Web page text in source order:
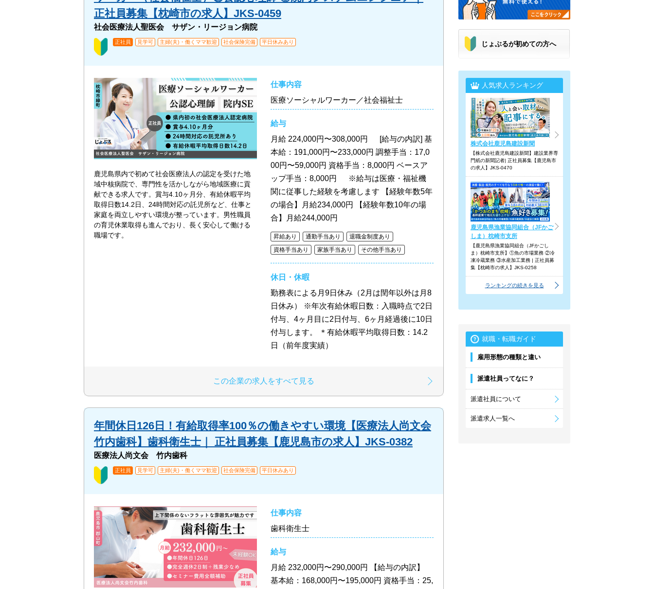
正社員募集【枕崎市の求人】JKS-0459
社会医療法人聖医会 サザン・リージョン病院
正社員 見学可 主婦(夫)・働くママ歓迎 社会保険完備 平日休みあり
鹿児島県内で初めて社会医療法人の認定を受けた地
域中核病院で、専門性を活かしながら地域医療に貢
献できる求人です。賞与4.10ヶ月分、有給休暇平均
取得日数14.2日、24時間対応の託児所など、仕事と
家庭を両立しやすい環境が整っています。男性職員
の育児休業取得も進んでおり、長く安心して働ける
職場です。
仕事内容
医療ソーシャルワーカー／社会福祉士
給与
月給 224,000円〜308,000円 [給与の内訳] 基
本給：191,000円〜233,000円 調整手当：17,0
00円〜59,000円 資格手当：8,000円 ベースア
ップ手当：8,000円 ※給与は医療・福祉機
関に従事した経験を考慮します 【経験年数5年
の場合】月給234,000円 【経験年数10年の場
合】月給244,000円
昇給あり 通勤手当あり
退職金制度あり
資格手当あり
家族手当あり その他手当あり
休日・休暇
勤務表による月9日休み（2月は閏年以外は月8
日休み） ※年次有給休暇日数：入職時点で2日
付与、4ヶ月目に2日付与、6ヶ月経過後に10日
付与します。 ＊有給休暇平均取得日数：14.2
日（前年度実績）
この企業の求人をすべて見る
年間休日126日！有給取得率100％の働きやすい環境【医療法人尚文会
竹内歯科】歯科衛生士｜ 正社員募集【鹿児島市の求人】JKS-0382
医療法人尚文会 竹内歯科
正社員 見学可 主婦(夫)・働くママ歓迎 社会保険完備 平日休みあり
仕事内容
歯科衛生士
給与
月給 232,000円〜290,000円 【給与の内訳】
基本給：168,000円〜195,000円 資格手当：25,
じょぶるが初めての方へ
人気求人ランキング
株式会社鹿児島建設新聞
【株式会社鹿児島建設新聞】建設業界専
門紙の新聞記者| 正社員募集【鹿児島市
の求人】JKS-0470
鹿児島県漁業協同組合（JFかご
しま）枕崎市支所
【鹿児島県漁業協同組合（JFかごし
ま）枕崎市支所】①魚の市場業務 ②冷
凍冷蔵業務 ③水産加工業務 | 正社員募
集【枕崎市の求人】JKS-0258
ランキングの続きを見る
就職・転職ガイド
雇用形態の種類と違い
派遣社員ってなに？
派遣社員について
派遣求人一覧へ